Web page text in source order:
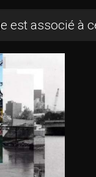
est associé à